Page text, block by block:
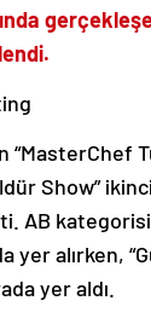
“MasterChef
Show”
AB
yer alırken,
yer aldı.